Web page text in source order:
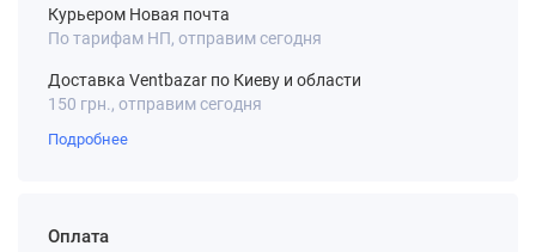
Курьером Новая почта
По тарифам НП, отправим сегодня
Доставка Ventbazar по Киеву и области
150 грн., отправим сегодня
Подробнее
Оплата